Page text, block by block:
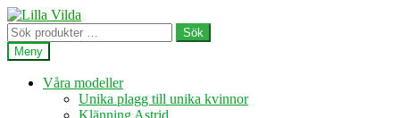
Hoppa
till
navigering
Hoppa
till
innehåll
Sök
efter:
Sök
Meny
Våra modeller
Unika plagg till unika kvinnor
Klänning Astrid